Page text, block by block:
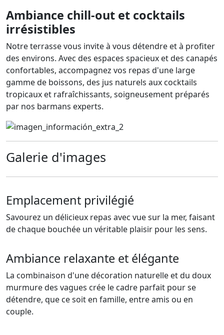
Ambiance chill-out et cocktails
irrésistibles
Notre terrasse vous invite à vous détendre et à profiter
des environs. Avec des espaces spacieux et des canapés
confortables, accompagnez vos repas d'une large
gamme de boissons, des jus naturels aux cocktails
tropicaux et rafraîchissants, soigneusement préparés
par nos barmans experts.
Galerie d'images
Emplacement privilégié
Savourez un délicieux repas avec vue sur la mer, faisant
de chaque bouchée un véritable plaisir pour les sens.
Ambiance relaxante et élégante
La combinaison d'une décoration naturelle et du doux
murmure des vagues crée le cadre parfait pour se
détendre, que ce soit en famille, entre amis ou en
couple.